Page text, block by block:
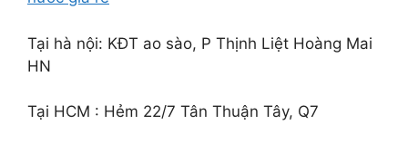
Tại hà nội: KĐT ao sào, P Thịnh Liệt Hoàng Mai
HN
Tại HCM : Hẻm 22/7 Tân Thuận Tây, Q7